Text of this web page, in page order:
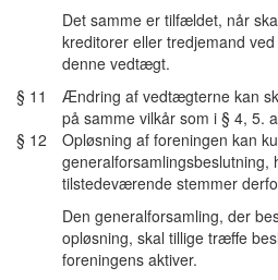
Det samme er tilfældet, når
kreditorer eller tredjemand
denne vedtægt.
§ 11
Ændring af vedtægterne kan
på samme vilkår som i § 4, 5.
§ 12
Opløsning af foreningen kan
generalforsamlingsbeslutning,
tilstedeværende stemmer
Den generalforsamling, der
opløsning, skal tillige træffe
foreningens aktiver.